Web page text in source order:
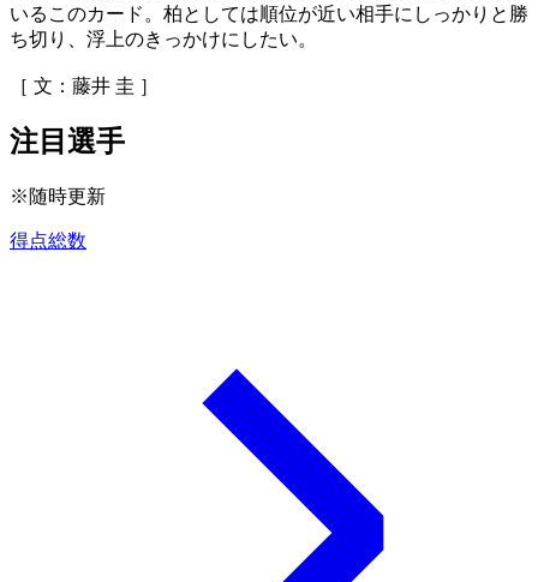
いるこのカード。柏としては順位が近い相手にしっかりと勝
ち切り、浮上のきっかけにしたい。
［ 文：藤井 圭 ］
注目選手
※随時更新
得点総数